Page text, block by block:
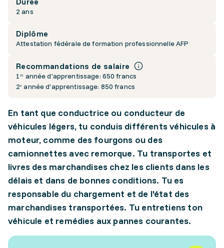
2 ans
Diplôme
Attestation fédérale de formation professionnelle AFP
Recommandations de salaire
1ʳᵉ année d'apprentissage: 650 francs
2ᵉ année d'apprentissage: 850 francs
En tant que conductrice ou conducteur de
véhicules légers, tu conduis différents véhicules à
moteur, comme des fourgons ou des
camionnettes avec remorque. Tu transportes et
livres des marchandises chez les clients dans les
délais et dans de bonnes conditions. Tu es
responsable du chargement et de l'état des
marchandises transportées. Tu entretiens ton
véhicule et remédies aux pannes courantes.